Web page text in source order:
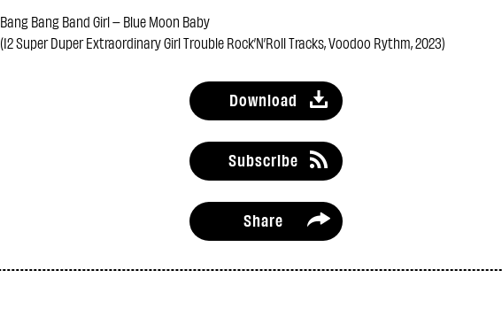
Bang Bang Band Girl – Blue Moon Baby
(12 Super Duper Extraordinary Girl Trouble Rock’N’Roll Tracks, Voodoo Rythm, 2023)
Download
Subscribe
Share